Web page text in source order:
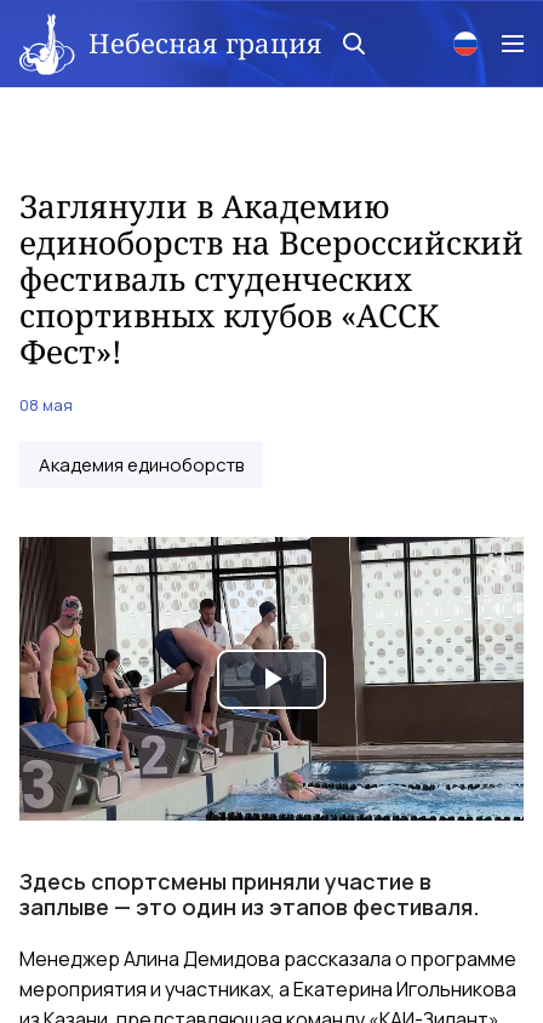
Небесная грация
Заглянули в Академию
единоборств на Всероссийский
фестиваль студенческих
спортивных клубов «АССК
Фест»!
08 мая
Академия единоборств
Play
Video
Здесь спортсмены приняли участие в
заплыве — это один из этапов фестиваля.
Менеджер Алина Демидова рассказала о программе
мероприятия и участниках, а Екатерина Игольникова